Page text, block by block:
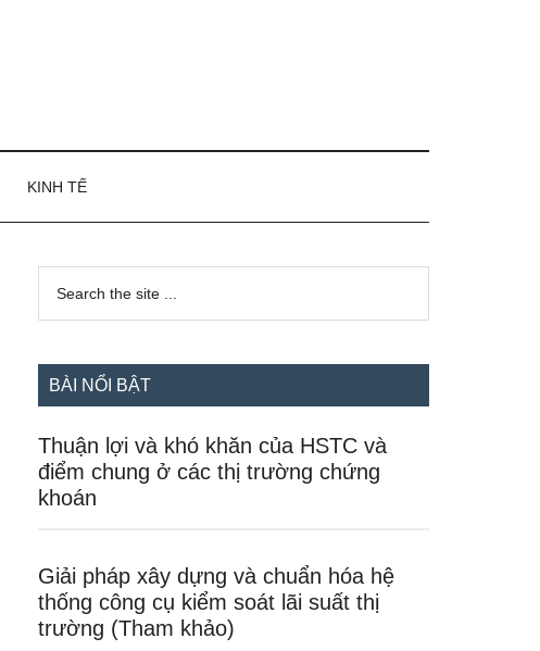
KINH TẾ
Sidebar
chính
...
BÀI NỔI BẬT
Thuận lợi và khó khăn của HSTC và
điểm chung ở các thị trường chứng
khoán
Giải pháp xây dựng và chuẩn hóa hệ
thống công cụ kiểm soát lãi suất thị
trường (Tham khảo)